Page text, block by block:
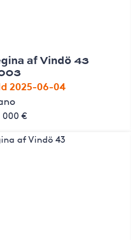
af Vindö 43
2025-06-04
000 €